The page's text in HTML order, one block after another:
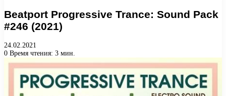
Beatport Progressive Trance: Sound Pack
#246 (2021)
24.02.2021
0 Время чтения: 3 мин.